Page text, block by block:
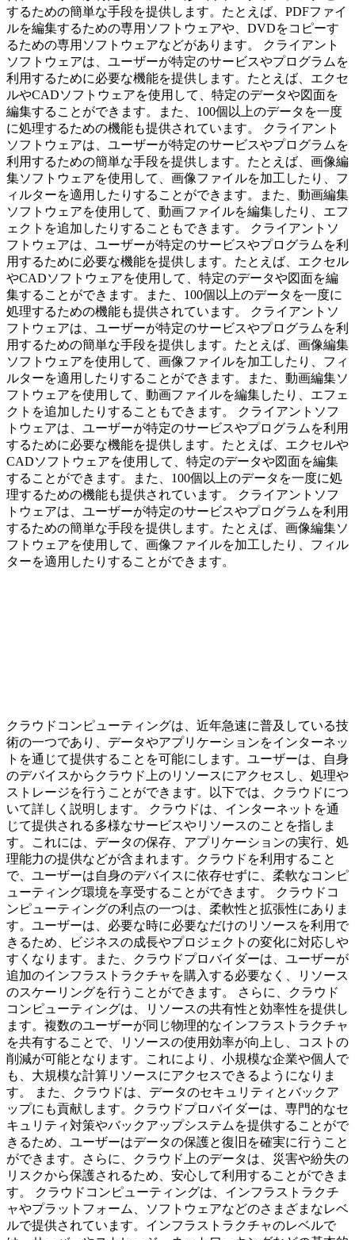
するための簡単な手段を提供します。たとえば、PDFファイ
ルを編集するための専用ソフトウェアや、DVDをコピーす
るための専用ソフトウェアなどがあります。 クライアント
ソフトウェアは、ユーザーが特定のサービスやプログラムを
利用するために必要な機能を提供します。たとえば、エクセ
ルやCADソフトウェアを使用して、特定のデータや図面を
編集することができます。また、100個以上のデータを一度
に処理するための機能も提供されています。 クライアント
ソフトウェアは、ユーザーが特定のサービスやプログラムを
利用するための簡単な手段を提供します。たとえば、画像編
集ソフトウェアを使用して、画像ファイルを加工したり、フ
ィルターを適用したりすることができます。また、動画編集
ソフトウェアを使用して、動画ファイルを編集したり、エフ
ェクトを追加したりすることもできます。 クライアントソ
フトウェアは、ユーザーが特定のサービスやプログラムを利
用するために必要な機能を提供します。たとえば、エクセル
やCADソフトウェアを使用して、特定のデータや図面を編
集することができます。また、100個以上のデータを一度に
処理するための機能も提供されています。 クライアントソ
フトウェアは、ユーザーが特定のサービスやプログラムを利
用するための簡単な手段を提供します。たとえば、画像編集
ソフトウェアを使用して、画像ファイルを加工したり、フィ
ルターを適用したりすることができます。また、動画編集ソ
フトウェアを使用して、動画ファイルを編集したり、エフェ
クトを追加したりすることもできます。 クライアントソフ
トウェアは、ユーザーが特定のサービスやプログラムを利用
するために必要な機能を提供します。たとえば、エクセルや
CADソフトウェアを使用して、特定のデータや図面を編集
することができます。また、100個以上のデータを一度に処
理するための機能も提供されています。 クライアントソフ
トウェアは、ユーザーが特定のサービスやプログラムを利用
するための簡単な手段を提供します。たとえば、画像編集ソ
フトウェアを使用して、画像ファイルを加工したり、フィル
ターを適用したりすることができます。
クラウドコンピューティングは、近年急速に普及している技
術の一つであり、データやアプリケーションをインターネッ
トを通じて提供することを可能にします。ユーザーは、自身
のデバイスからクラウド上のリソースにアクセスし、処理や
ストレージを行うことができます。以下では、クラウドにつ
いて詳しく説明します。 クラウドは、インターネットを通
じて提供される多様なサービスやリソースのことを指しま
す。これには、データの保存、アプリケーションの実行、処
理能力の提供などが含まれます。クラウドを利用すること
で、ユーザーは自身のデバイスに依存せずに、柔軟なコンピ
ューティング環境を享受することができます。 クラウドコ
ンピューティングの利点の一つは、柔軟性と拡張性にありま
す。ユーザーは、必要な時に必要なだけのリソースを利用で
きるため、ビジネスの成長やプロジェクトの変化に対応しや
すくなります。また、クラウドプロバイダーは、ユーザーが
追加のインフラストラクチャを購入する必要なく、リソース
のスケーリングを行うことができます。 さらに、クラウド
コンピューティングは、リソースの共有性と効率性を提供し
ます。複数のユーザーが同じ物理的なインフラストラクチャ
を共有することで、リソースの使用効率が向上し、コストの
削減が可能となります。これにより、小規模な企業や個人で
も、大規模な計算リソースにアクセスできるようになりま
す。 また、クラウドは、データのセキュリティとバックア
ップにも貢献します。クラウドプロバイダーは、専門的なセ
キュリティ対策やバックアップシステムを提供することがで
きるため、ユーザーはデータの保護と復旧を確実に行うこと
ができます。さらに、クラウド上のデータは、災害や紛失の
リスクから保護されるため、安心して利用することができま
す。 クラウドコンピューティングは、インフラストラクチ
ャやプラットフォーム、ソフトウェアなどのさまざまなレベ
ルで提供されています。インフラストラクチャのレベルで